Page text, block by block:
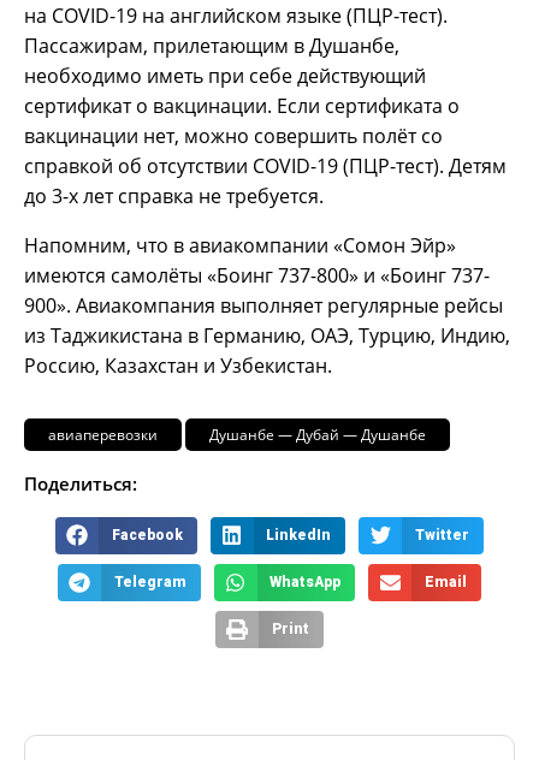
на COVID-19 на английском языке (ПЦР-тест).
Пассажирам, прилетающим в Душанбе,
необходимо иметь при себе действующий
сертификат о вакцинации. Если сертификата о
вакцинации нет, можно совершить полёт со
справкой об отсутствии COVID-19 (ПЦР-тест). Детям
до 3-х лет справка не требуется.
Напомним, что в авиакомпании «Сомон Эйр»
имеются самолёты «Боинг 737-800» и «Боинг 737-
900». Авиакомпания выполняет регулярные рейсы
из Таджикистана в Германию, ОАЭ, Турцию, Индию,
Россию, Казахстан и Узбекистан.
авиаперевозки Душанбе — Дубай — Душанбе
Поделиться:
Facebook LinkedIn Twitter
Telegram WhatsApp Email
Print